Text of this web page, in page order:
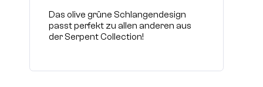
Das olive grüne Schlangendesign
passt perfekt zu allen anderen aus
der Serpent Collection!